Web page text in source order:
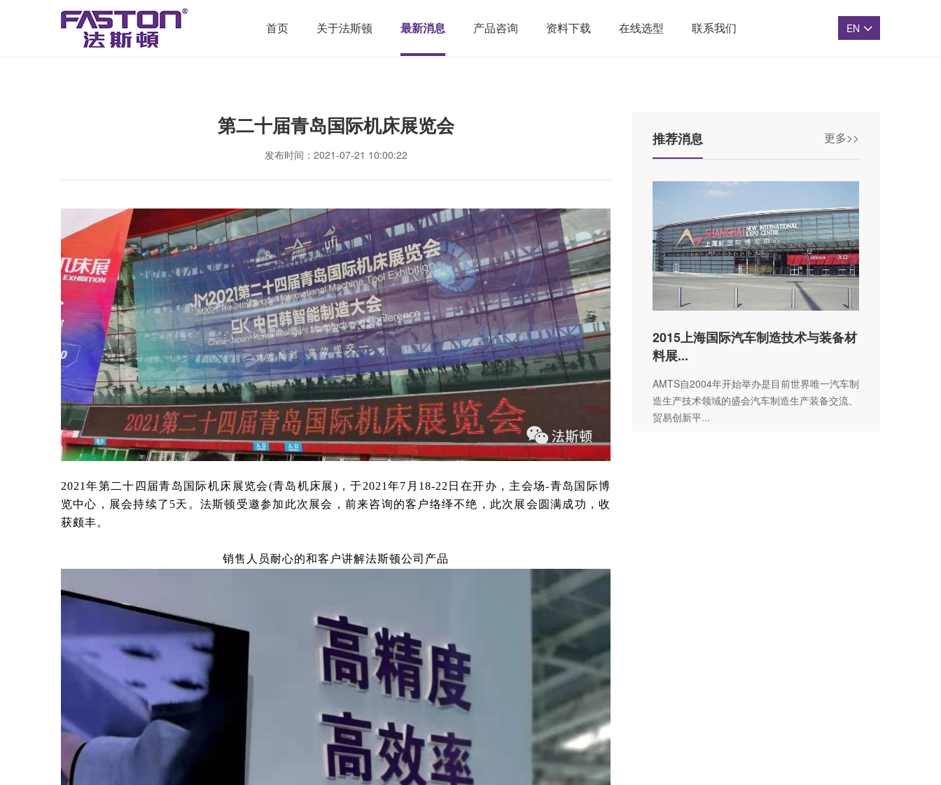
首页 关于法斯顿 最新消息 产品咨询 资料下载 在线选型 联系我们 EN
第二十届青岛国际机床展览会
发布时间：2021-07-21 10:00:22
2021年第二十四届青岛国际机床展览会(青岛机床展)，于2021年7月18-22日在开办，主会场-青岛国际博
览中心，展会持续了5天。法斯顿受邀参加此次展会，前来咨询的客户络绎不绝，此次展会圆满成功，收
获颇丰。
销售人员耐心的和客户讲解法斯顿公司产品
推荐消息 更多>>
2015上海国际汽车制造技术与装备材
料展...
AMTS自2004年开始举办是目前世界唯一汽车制
造生产技术领域的盛会汽车制造生产装备交流、
贸易创新平...